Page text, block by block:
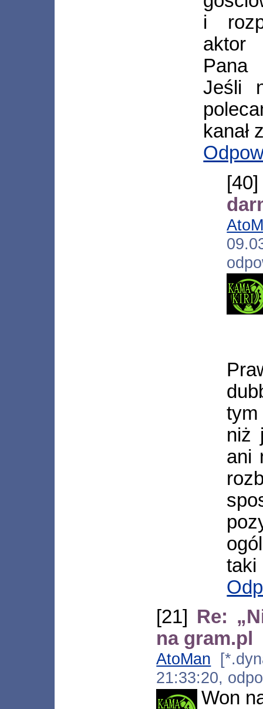
i
aktor
Pana
Jeśli
kanał
niż
ani
taki
[21] Re:
na gram.pl
AtoMan
21:33:20,
Won